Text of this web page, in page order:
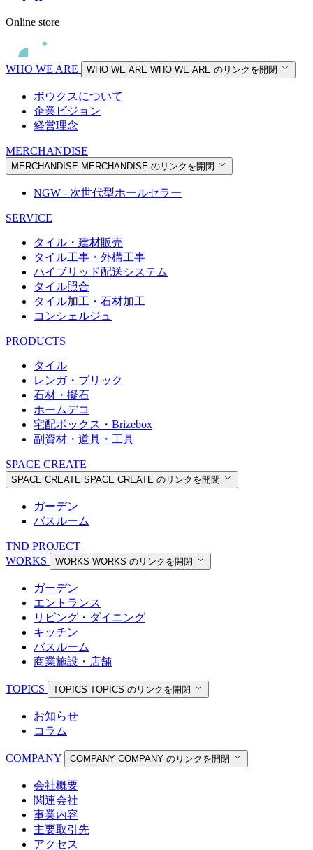
Online store
WHO WE ARE WHO WE ARE WHO WE ARE のリンクを開閉
ボウクスについて
企業ビジョン
経営理念
MERCHANDISE
MERCHANDISE MERCHANDISE のリンクを開閉
NGW - 次世代型ホールセラー
SERVICE
タイル・建材販売
タイル工事・外構工事
ハイブリッド配送システム
タイル照合
タイル加工・石材加工
コンシェルジュ
PRODUCTS
タイル
レンガ・ブリック
石材・擬石
ホームデコ
宅配ボックス・Brizebox
副資材・道具・工具
SPACE CREATE
SPACE CREATE SPACE CREATE のリンクを開閉
ガーデン
バスルーム
TND PROJECT
WORKS
WORKS WORKS のリンクを開閉
ガーデン
エントランス
リビング・ダイニング
キッチン
バスルーム
商業施設・店舗
TOPICS TOPICS TOPICS のリンクを開閉
お知らせ
コラム
COMPANY COMPANY COMPANY のリンクを開閉
会社概要
関連会社
事業内容
主要取引先
アクセス